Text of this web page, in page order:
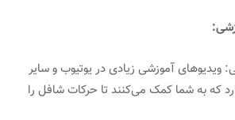
ویدیوهای آموزشی زیادی در یوتیوب و سایر
که به شما کمک می‌کنند تا حرکات شافل را